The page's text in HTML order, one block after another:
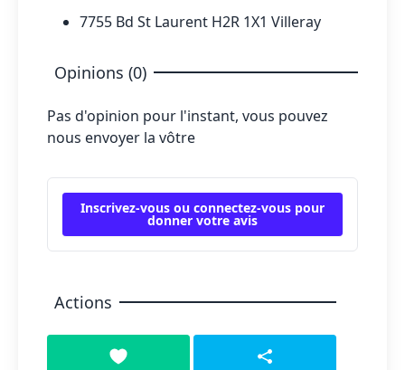
7755 Bd St Laurent H2R 1X1 Villeray
Opinions (0)
Pas d'opinion pour l'instant, vous pouvez
nous envoyer la vôtre
Inscrivez-vous ou connectez-vous pour
donner votre avis
Actions